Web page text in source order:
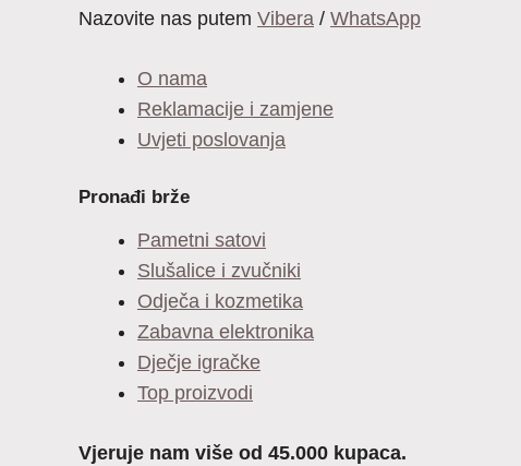
Nazovite nas putem Vibera / WhatsApp
O nama
Reklamacije i zamjene
Uvjeti poslovanja
Pronađi brže
Pametni satovi
Slušalice i zvučniki
Odječa i kozmetika
Zabavna elektronika
Dječje igračke
Top proizvodi
Vjeruje nam više od 45.000 kupaca.